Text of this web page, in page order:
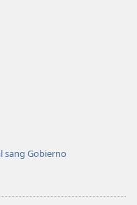
sang Gobierno